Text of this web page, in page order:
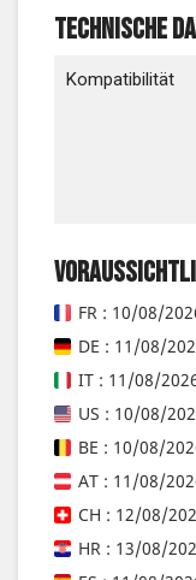
Technische
Kompatibilität
FR : 10/08/
DE : 11/08/
IT : 11/08/
US : 10/08/
BE : 10/08/
AT : 11/08/
CH : 12/08/
HR : 13/08/